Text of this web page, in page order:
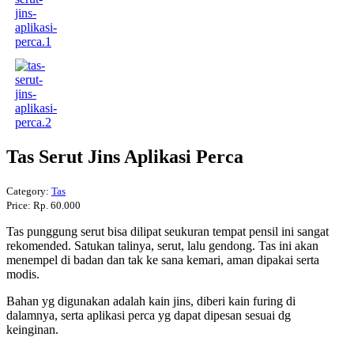
Tas Serut Jins Aplikasi Perca
Category: Tas
Price: Rp. 60.000
Tas punggung serut bisa dilipat seukuran tempat pensil ini sangat
rekomended. Satukan talinya, serut, lalu gendong. Tas ini akan
menempel di badan dan tak ke sana kemari, aman dipakai serta
modis.
Bahan yg digunakan adalah kain jins, diberi kain furing di
dalamnya, serta aplikasi perca yg dapat dipesan sesuai dg
keinginan.